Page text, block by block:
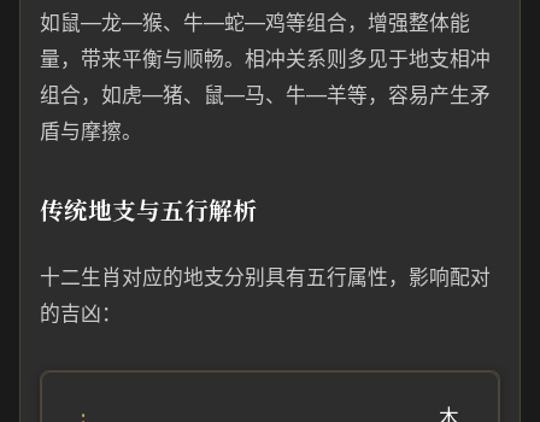
如鼠—龙—猴、牛—蛇—鸡等组合，增强整体能
量，带来平衡与顺畅。相冲关系则多见于地支相冲
组合，如虎—猪、鼠—马、牛—羊等，容易产生矛
盾与摩擦。
传统地支与五行解析
十二生肖对应的地支分别具有五行属性，影响配对
的吉凶：
木